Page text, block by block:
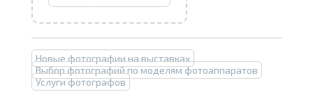
закажите онлайн
Различные форматы и виды
бумаги для ваших фотографий
Доставка по всей Латвии или
Новые фотографии на выставках
Выбор фотографий по моделям фотоаппаратов
Услуги фотографов